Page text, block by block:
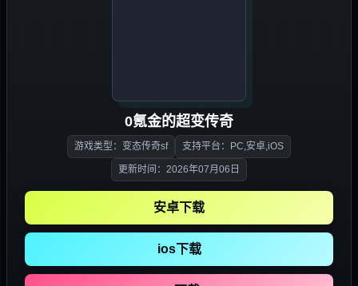
0氪金的超变传奇
游戏类型：变态传奇sf 支持平台：PC,安卓,iOS
更新时间：2026年07月06日
安卓下载
ios下载